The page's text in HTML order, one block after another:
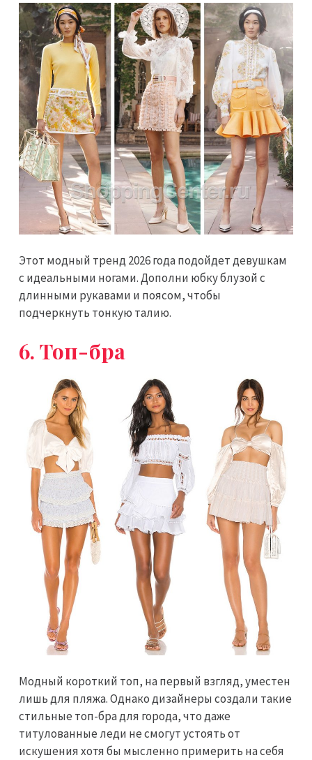
Этот модный тренд 2026 года подойдет девушкам
с идеальными ногами. Дополни юбку блузой с
длинными рукавами и поясом, чтобы
подчеркнуть тонкую талию.
6. Топ-бра
Модный короткий топ, на первый взгляд, уместен
лишь для пляжа. Однако дизайнеры создали такие
стильные топ-бра для города, что даже
титулованные леди не смогут устоять от
искушения хотя бы мысленно примерить на себя